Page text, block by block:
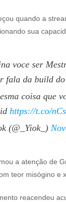
quando a
sua
voce ser
fala da build
coisa que
https://t.co/
(@_Yiok_)
a atenção de
teor misógino e
reacendeu